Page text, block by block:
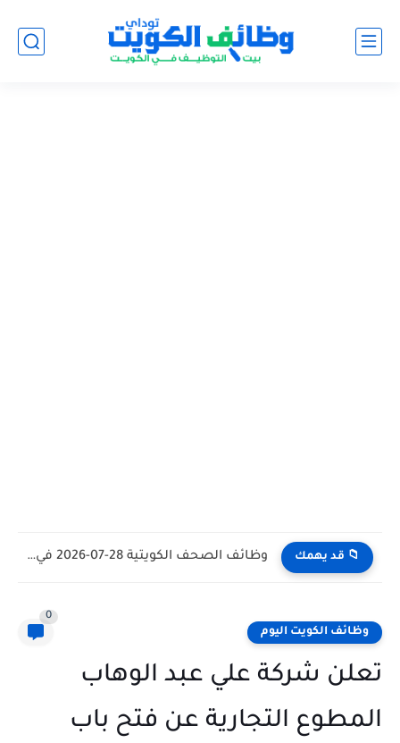
📁 قد يهمك وظائف الكويت اليوم بتاريخ 28-07-2026 للأجانب والمواطنين في مختلف التخصصات
وظائف الكويت اليوم
0
تعلن شركة علي عبد الوهاب
المطوع التجارية عن فتح باب